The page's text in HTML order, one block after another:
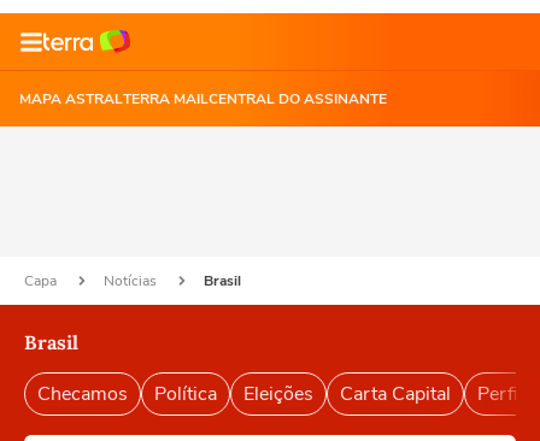
MAPA ASTRALTERRA MAILCENTRAL DO ASSINANTE
Capa Notícias Brasil
Brasil
Checamos Política Eleições Carta Capital Perfil